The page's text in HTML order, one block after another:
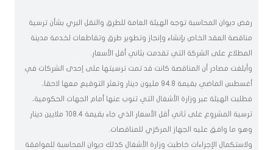
رفض ديوان المحاسبة توجه الهيئة العامة للطرق والنقل البري بشأن ترسية
مناقصة العقد الخاص بإنشاء وإنجاز وتطوير طرق وتقاطعات لخدمة مدينة
المطلاع على الشركة التي تقدمت بثاني أقل الأسعار.
وأبلغت مصادر أن المناقصة كانت قد تمت ترسيتها على إحدى الشركات في
أغسطس الماضي بقيمة 94.8 مليون دينار وتعثر التوقيع معها لاحقا،
فطلبت الهيئة عبر وزارة الأشغال التي تنوب عنها أمام الجهات الحكومية،
ترسية المشروع على ثاني أقل الأسعار الذي جاء بقيمة 108.4 ملايين دينار
وهو ما وافق عليه الجهاز المركزي للمناقصات.
ولاستكمال الإجراءات خاطبت وزارة الأشغال كذلك ديوان المحاسبة للموافقة